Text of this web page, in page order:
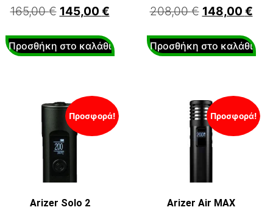
Βαθμολογήθηκε
με
165,00€ 145,00 €
Προσθήκη στο καλάθι
Βαθμολογήθηκε
με
208,00€ 148,00 €
Προσθήκη στο καλάθι
Προσφορά!
Arizer Solo 2
Προσφορά!
Arizer Air MAX